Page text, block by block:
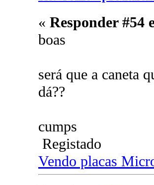
« Responder #54
boas
será que a caneta
dá??
cumps
Registado
Vendo placas